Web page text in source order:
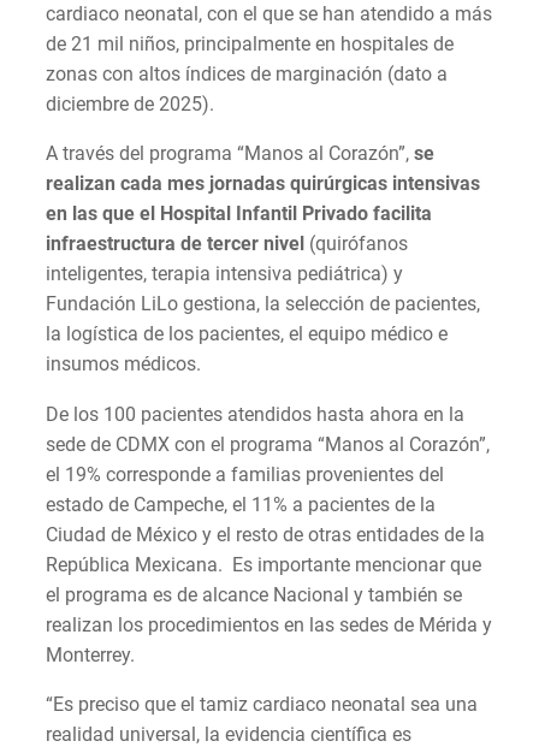
cardiaco neonatal, con el que se han atendido a más
de 21 mil niños, principalmente en hospitales de
zonas con altos índices de marginación (dato a
diciembre de 2025).
A través del programa “Manos al Corazón”, se
realizan cada mes jornadas quirúrgicas intensivas
en las que el Hospital Infantil Privado facilita
infraestructura de tercer nivel (quirófanos
inteligentes, terapia intensiva pediátrica) y
Fundación LiLo gestiona, la selección de pacientes,
la logística de los pacientes, el equipo médico e
insumos médicos.
De los 100 pacientes atendidos hasta ahora en la
sede de CDMX con el programa “Manos al Corazón”,
el 19% corresponde a familias provenientes del
estado de Campeche, el 11% a pacientes de la
Ciudad de México y el resto de otras entidades de la
República Mexicana. Es importante mencionar que
el programa es de alcance Nacional y también se
realizan los procedimientos en las sedes de Mérida y
Monterrey.
“Es preciso que el tamiz cardiaco neonatal sea una
realidad universal, la evidencia científica es